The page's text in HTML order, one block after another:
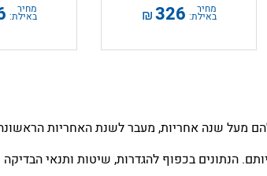
מחיר
באילת: 326
₪ מחיר
באילת:
מעל שנה אחריות, מעבר לשנת האחריות
הנתונים בכפוף להגדרות, שיטות ותנאי